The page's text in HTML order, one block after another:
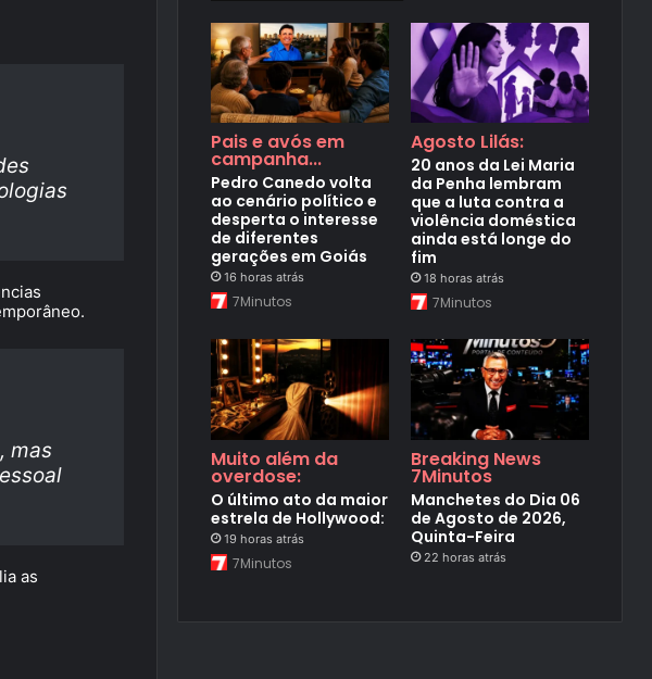
mas
as
Pais e avós em
campanha...
Pedro Canedo volta
ao cenário político e
desperta o interesse
de diferentes
gerações em Goiás
16 horas atrás
7Minutos
Agosto Lilás:
20 anos da Lei Maria
da Penha lembram
que a luta contra a
violência doméstica
ainda está longe do
fim
18 horas atrás
7Minutos
Muito além da
overdose:
O último ato da maior
estrela de Hollywood:
19 horas atrás
7Minutos
Breaking News
7Minutos
Manchetes do Dia 06
de Agosto de 2026,
Quinta-Feira
22 horas atrás